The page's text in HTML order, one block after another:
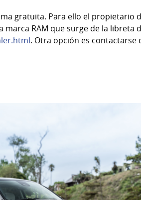
gratuita. Para ello el propietario
RAM que surge de la libreta
. Otra opción es contactarse